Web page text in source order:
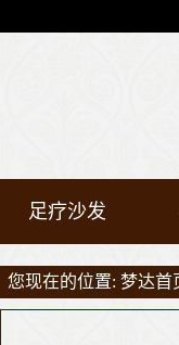
足疗沙发
您现在的位置: 梦达首